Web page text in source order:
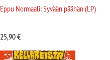
Eppu Normaali: Syvään päähän (LP)
25,90€